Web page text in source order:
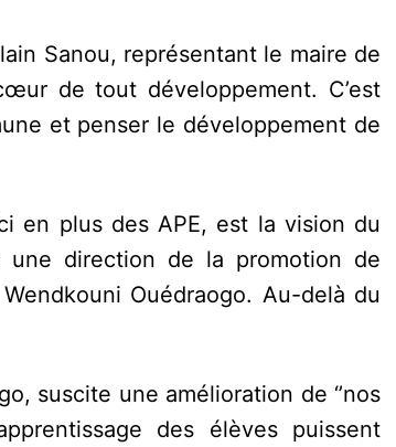
Sanou, représentant le maire de
de tout développement. C’est
et penser le développement de
en plus des APE, est la vision du
direction de la promotion de
Ouédraogo. Au-delà du
suscite une amélioration de ‘’nos
des élèves puissent